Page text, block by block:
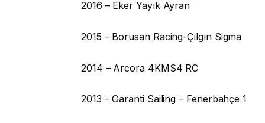
2016 – Eker Yayık Ayran
2015 – Borusan Racing-Çılgın Sigma
2014 – Arcora 4KMS4 RC
2013 – Garanti Sailing – Fenerbahçe 1